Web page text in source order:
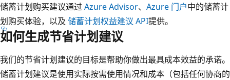
储蓄计划购买建议通过 Azure Advisor、 Azure 门户中的储蓄计
划购买体验，以及 储蓄计划权益建议 API提供。
如何生成节省计划建议
我们的节省计划建议的目标是帮助你做出最具成本效益的承诺。
储蓄计划建议是使用实际按需使用情况和成本（包括任何协商的